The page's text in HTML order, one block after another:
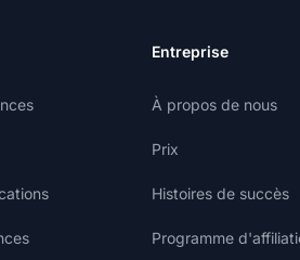
Entreprise
À propos de nous
Prix
Histoires de succès
Programme